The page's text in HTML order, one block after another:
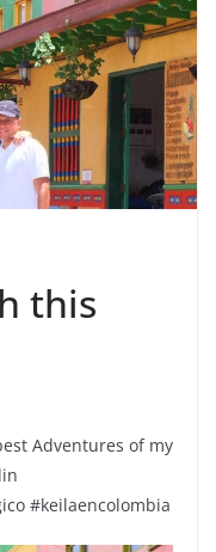
this
Adventures of my
#keilaencolombia